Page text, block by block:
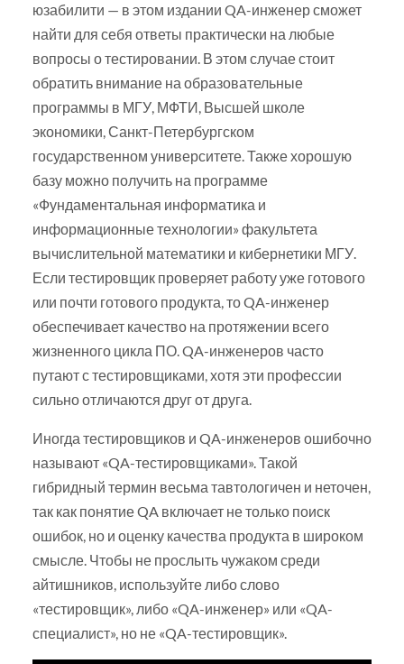
юзабилити — в этом издании QA-инженер сможет
найти для себя ответы практически на любые
вопросы о тестировании. В этом случае стоит
обратить внимание на образовательные
программы в МГУ, МФТИ, Высшей школе
экономики, Санкт-Петербургском
государственном университете. Также хорошую
базу можно получить на программе
«Фундаментальная информатика и
информационные технологии» факультета
вычислительной математики и кибернетики МГУ.
Если тестировщик проверяет работу уже готового
или почти готового продукта, то QA-инженер
обеспечивает качество на протяжении всего
жизненного цикла ПО. QA-инженеров часто
путают с тестировщиками, хотя эти профессии
сильно отличаются друг от друга.
Иногда тестировщиков и QA-инженеров ошибочно
называют «QA-тестировщиками». Такой
гибридный термин весьма тавтологичен и неточен,
так как понятие QA включает не только поиск
ошибок, но и оценку качества продукта в широком
смысле. Чтобы не прослыть чужаком среди
айтишников, используйте либо слово
«тестировщик», либо «QA-инженер» или «QA-
специалист», но не «QA-тестировщик».